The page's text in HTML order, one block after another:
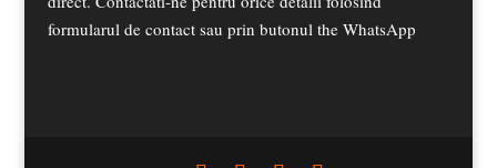
formularul de contact sau prin butonul the WhatsApp